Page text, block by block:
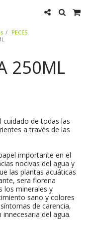
PECES
250ML
cuidado de todas las
a través de las
importante en el
nocivas del agua y
las plantas acuáticas
sera florena
los minerales y
sano y colores
de carencia,
del agua.